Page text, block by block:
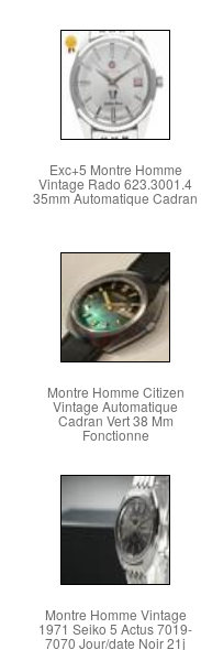
Exc+5 Montre Homme
Vintage Rado 623.3001.4
35mm Automatique Cadran
Montre Homme Citizen
Vintage Automatique
Cadran Vert 38 Mm
Fonctionne
Montre Homme Vintage
1971 Seiko 5 Actus 7019-
7070 Jour/date Noir 21j